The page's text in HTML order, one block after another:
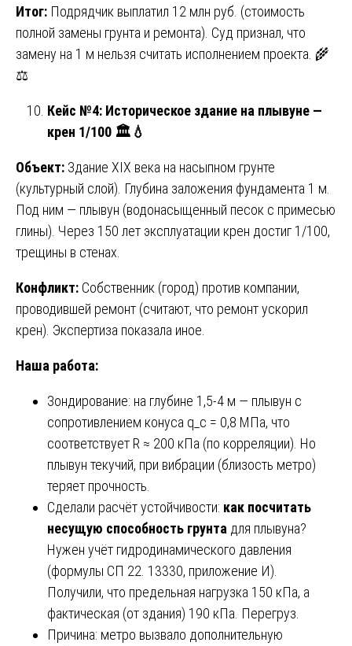
Итог: Подрядчик выплатил 12 млн руб. (стоимость
полной замены грунта и ремонта). Суд признал, что
замену на 1 м нельзя считать исполнением проекта. 🌾
⚖️
Кейс №4: Историческое здание на плывуне —
крен 1/100 🏛 💧
Объект: Здание XIX века на насыпном грунте
(культурный слой). Глубина заложения фундамента 1 м.
Под ним — плывун (водонасыщенный песок с примесью
глины). Через 150 лет эксплуатации крен достиг 1/100,
трещины в стенах.
Конфликт: Собственник (город) против компании,
проводившей ремонт (считают, что ремонт ускорил
крен). Экспертиза показала иное.
Наша работа:
Зондирование: на глубине 1,5-4 м — плывун с
сопротивлением конуса q_c = 0,8 МПа, что
соответствует R ≈ 200 кПа (по корреляции). Но
плывун текучий, при вибрации (близость метро)
теряет прочность.
Сделали расчёт устойчивости: как посчитать
несущую способность грунта для плывуна?
Нужен учёт гидродинамического давления
(формулы СП 22. 13330, приложение И).
Получили, что предельная нагрузка 150 кПа, а
фактическая (от здания) 190 кПа. Перегруз.
Причина: метро вызвало дополнительную